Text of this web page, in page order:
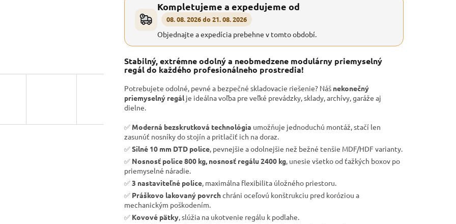
Kompletujeme a expedujeme od
08. 08. 2026 do 21. 08. 2026
Objednajte a expedícia prebehne v tomto období.
Stabilný, extrémne odolný a neobmedzene modulárny priemyselný
regál do každého profesionálneho prostredia!
Potrebujete odolné, pevné a bezpečné skladovacie riešenie? Náš nekonečný
priemyselný regálje ideálna voľba pre veľké prevádzky, sklady, archívy, garáže aj
dielne.
✅ Moderná bezskrutková technológia umožňuje jednoduchú montáž, stačí len
zasunúť nosníky do stojín a pritlačiť ich na doraz.
✅Silné 10 mm DTD police, pevnejšie a odolnejšie než bežné tenšie MDF/HDF varianty.
✅ Nosnosť police 800 kg, nosnosť regálu 2400 kg, unesie všetko od ťažkých boxov po
priemyselné náradie.
✅3 nastaviteľné police, maximálna flexibilita úložného priestoru.
✅ Práškovo lakovaný povrchchráni oceľovú konštrukciu pred koróziou a
mechanickým poškodením.
✅ Kovové pätky, slúžia na ukotvenie regálu k podlahe.